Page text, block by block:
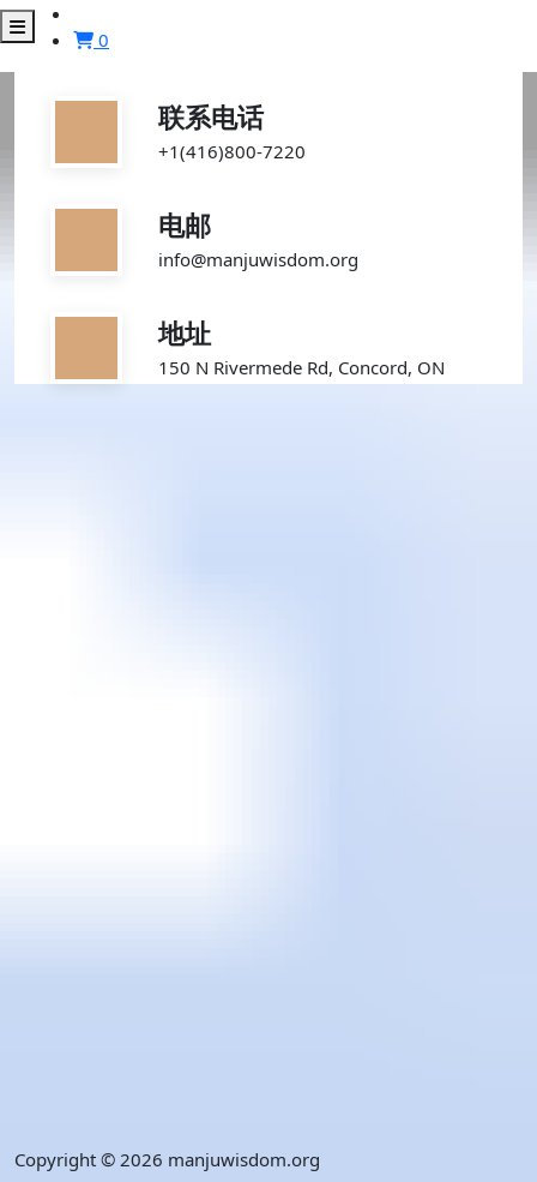
Skip
to
manjuwisdom.org
manjuwisdom.org
0
联系我们
联系我们
联系电话
+1(416)800-7220
电邮
info@manjuwisdom.org
地址
150 N Rivermede Rd, Concord, ON
Copyright © 2026 manjuwisdom.org